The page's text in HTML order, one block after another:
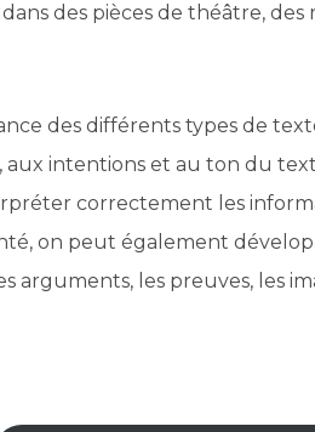
des pièces de théâtre, des
des différents types de
aux intentions et au ton du
correctement les
on peut également
arguments, les preuves, les